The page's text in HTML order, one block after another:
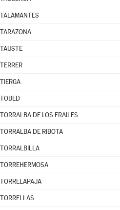
TALAMANTES
TARAZONA
TAUSTE
TERRER
TIERGA
TOBED
TORRALBA DE LOS FRAILES
TORRALBA DE RIBOTA
TORRALBILLA
TORREHERMOSA
TORRELAPAJA
TORRELLAS